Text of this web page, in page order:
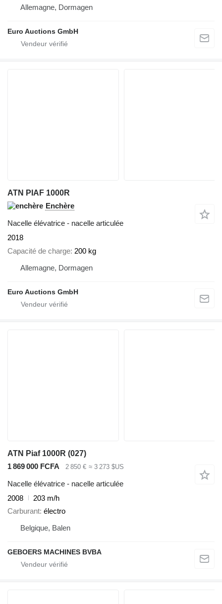
Allemagne, Dormagen
Euro Auctions GmbH
ATN PIAF 1000R
Enchère
Nacelle élévatrice - nacelle articulée
2018
Capacité de charge 200 kg
Allemagne, Dormagen
Euro Auctions GmbH
ATN Piaf 1000R (027)
1 869 000 FCFA
2 850 € ≈ 3 273 $US
Nacelle élévatrice - nacelle articulée
2008
203 m/h
Carburant électro
Belgique, Balen
GEBOERS MACHINES BVBA